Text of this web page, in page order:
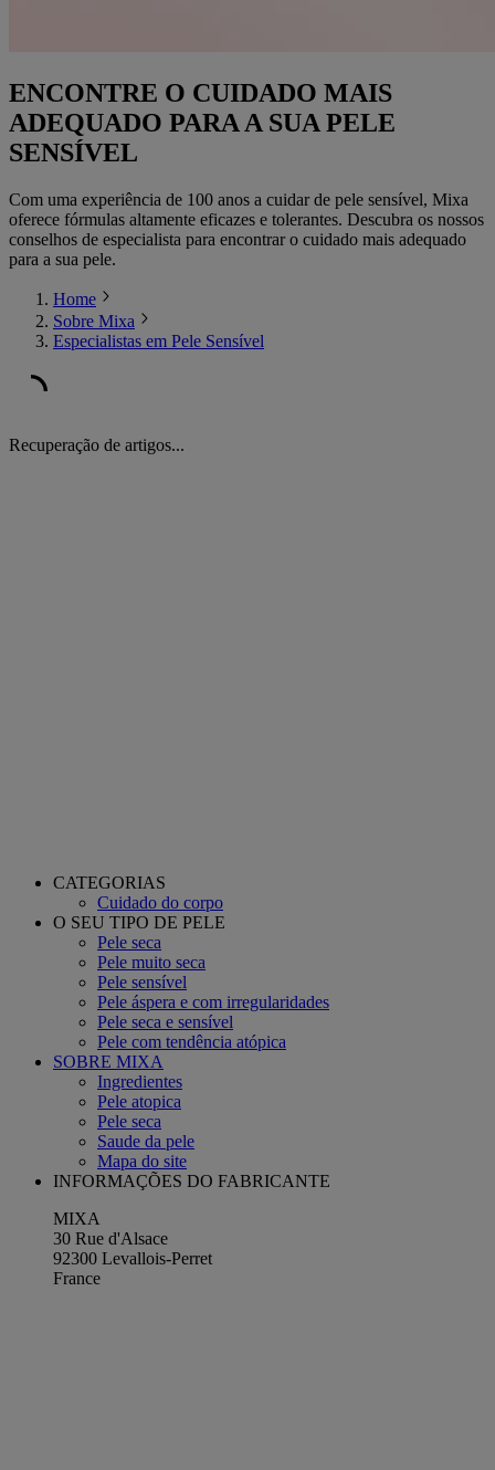
ENCONTRE O CUIDADO MAIS
ADEQUADO PARA A SUA PELE
SENSÍVEL
Com uma experiência de 100 anos a cuidar de pele sensível, Mixa
oferece fórmulas altamente eficazes e tolerantes. Descubra os nossos
conselhos de especialista para encontrar o cuidado mais adequado
para a sua pele.
Home
Sobre Mixa
Especialistas em Pele Sensível
Recuperação de artigos...
CATEGORIAS
Cuidado do corpo
O SEU TIPO DE PELE
Pele seca
Pele muito seca
Pele sensível
Pele áspera e com irregularidades
Pele seca e sensível
Pele com tendência atópica
SOBRE MIXA
Ingredientes
Pele atopica
Pele seca
Saude da pele
Mapa do site
INFORMAÇÕES DO FABRICANTE
MIXA
30 Rue d'Alsace
92300 Levallois-Perret
France